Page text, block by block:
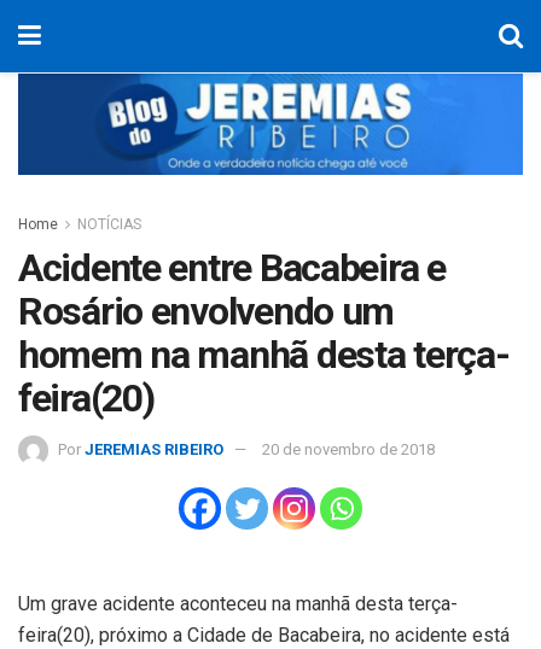
Home NOTÍCIAS
Acidente entre Bacabeira e
Rosário envolvendo um
homem na manhã desta terça-
feira(20)
Por JEREMIAS RIBEIRO 20 de novembro de 2018
Um grave acidente aconteceu na manhã desta terça-
feira(20), próximo a Cidade de Bacabeira, no acidente está